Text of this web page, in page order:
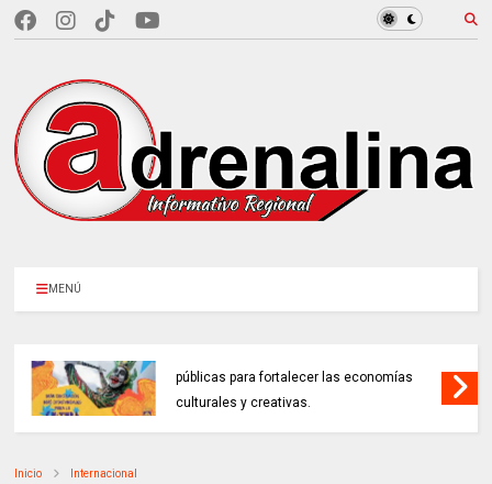
MENÚ
públicas para fortalecer las economías
culturales y creativas.
Inicio Internacional